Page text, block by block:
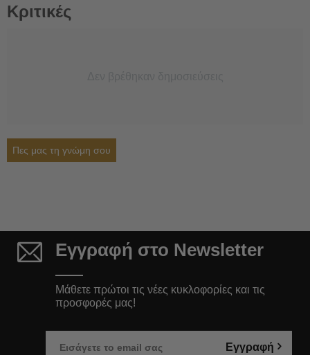
Κριτικές
Πες μας τη γνώμη σου
Εγγραφή στο Newsletter
Μάθετε πρώτοι τις νέες κυκλοφορίες και τις
προσφορές μας!
Εγγραφή